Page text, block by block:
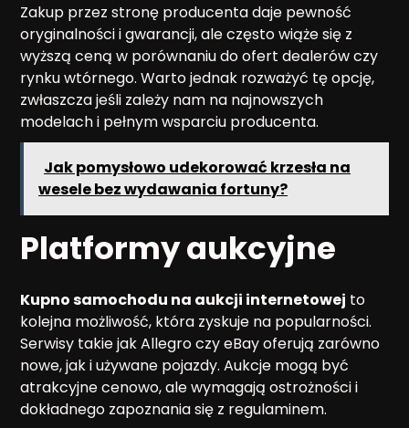
Zakup przez stronę producenta daje pewność
oryginalności i gwarancji, ale często wiąże się z
wyższą ceną w porównaniu do ofert dealerów czy
rynku wtórnego. Warto jednak rozważyć tę opcję,
zwłaszcza jeśli zależy nam na najnowszych
modelach i pełnym wsparciu producenta.
Jak pomysłowo udekorować krzesła na
wesele bez wydawania fortuny?
Platformy aukcyjne
Kupno samochodu na aukcji internetowej to
kolejna możliwość, która zyskuje na popularności.
Serwisy takie jak Allegro czy eBay oferują zarówno
nowe, jak i używane pojazdy. Aukcje mogą być
atrakcyjne cenowo, ale wymagają ostrożności i
dokładnego zapoznania się z regulaminem.